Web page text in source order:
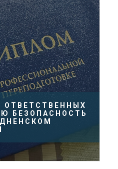
ОТВЕТСТВЕННЫХ
БЕЗОПАСНОСТЬ